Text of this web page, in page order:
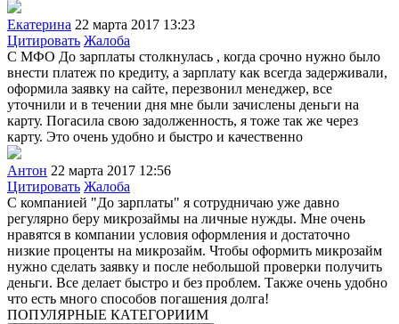
Екатерина 22 марта 2017 13:23
Цитировать Жалоба
С МФО До зарплаты столкнулась , когда срочно нужно было
внести платеж по кредиту, а зарплату как всегда задерживали,
оформила заявку на сайте, перезвонил менеджер, все
уточнили и в течении дня мне были зачислены деньги на
карту. Погасила свою задолженность, я тоже так же через
карту. Это очень удобно и быстро и качественно
Антон 22 марта 2017 12:56
Цитировать Жалоба
С компанией "До зарплаты" я сотрудничаю уже давно
регулярно беру микрозаймы на личные нужды. Мне очень
нравятся в компании условия оформления и достаточно
низкие проценты на микрозайм. Чтобы оформить микрозайм
нужно сделать заявку и после небольшой проверки получить
деньги. Все делает быстро и без проблем. Также очень удобно
что есть много способов погашения долга!
ПОПУЛЯРНЫЕ КАТЕГОРИИМ